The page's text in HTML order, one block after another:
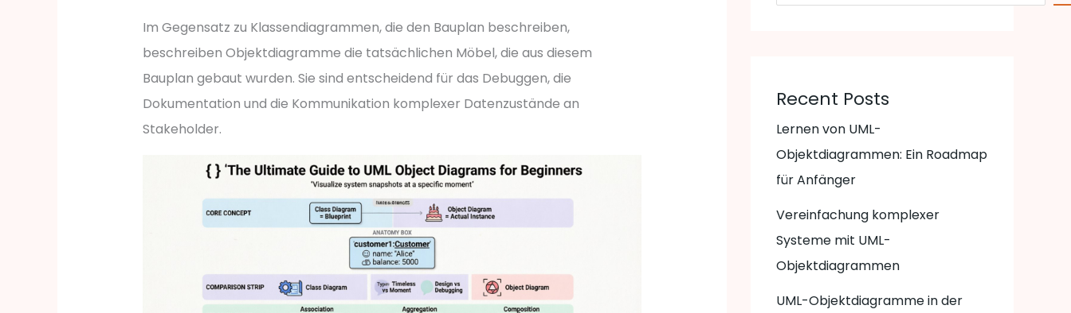
Im Gegensatz zu Klassendiagrammen, die den Bauplan beschreiben,
beschreiben Objektdiagramme die tatsächlichen Möbel, die aus diesem
Bauplan gebaut wurden. Sie sind entscheidend für das Debuggen, die
Dokumentation und die Kommunikation komplexer Datenzustände an
Stakeholder.
Recent Posts
Lernen von UML-
Objektdiagrammen: Ein Roadmap
für Anfänger
Vereinfachung komplexer
Systeme mit UML-
Objektdiagrammen
UML-Objektdiagramme in der